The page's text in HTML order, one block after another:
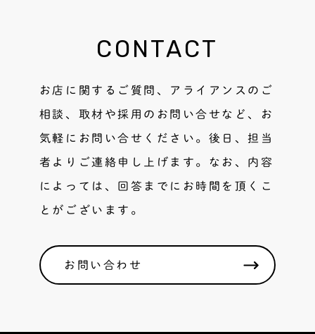
CONTACT
お店に関するご質問、アライアンスのご
相談、取材や採用のお問い合せなど、お
気軽にお問い合せください。後日、担当
者よりご連絡申し上げます。なお、内容
によっては、回答までにお時間を頂くこ
とがございます。
お問い合わせ